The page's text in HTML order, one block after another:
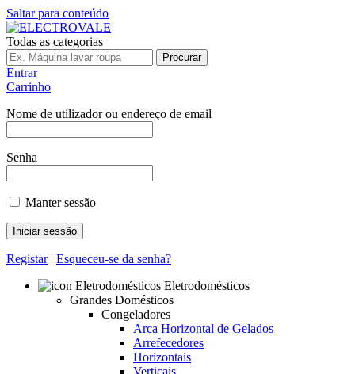
Saltar para conteúdo
Todas as categorias
Procurar
Entrar
Carrinho
Nome de utilizador ou endereço de email
Senha
Manter sessão
Registar| Esqueceu-se da senha?
Eletrodomésticos
Grandes Domésticos
Congeladores
Arca Horizontal de Gelados
Arrefecedores
Horizontais
Verticais